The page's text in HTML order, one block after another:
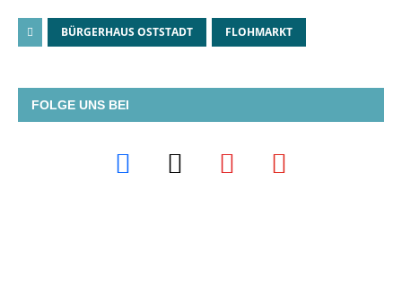
BÜRGERHAUS OSTSTADT FLOHMARKT
FOLGE UNS BEI